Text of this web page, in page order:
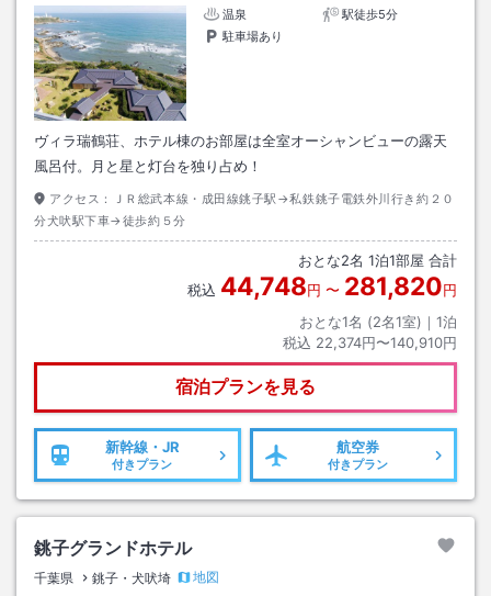
温泉
駅徒歩5分
駐車場あり
ヴィラ瑞鶴荘、ホテル棟のお部屋は全室オーシャンビューの露天
風呂付。月と星と灯台を独り占め！
アクセス：
ＪＲ総武本線・成田線銚子駅→私鉄銚子電鉄外川行き約２０
分犬吠駅下車→徒歩約５分
おとな2名 1泊1部屋 合計
税込 44,748円 〜 281,820円
おとな1名 (2名1室)｜ 1泊
税込 22,374円〜140,910円
宿泊プランを見る
新幹線・JR
付きプラン
航空券
付きプラン
銚子グランドホテル
千葉県 銚子・犬吠埼 地図